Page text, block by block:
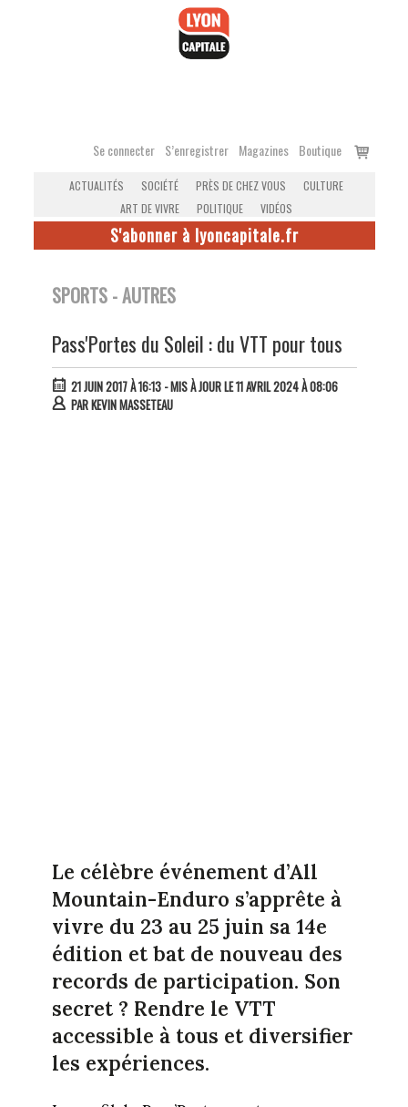
Se connecter S’enregistrer Magazines Boutique
Voir
ACTUALITÉS SOCIÉTÉ PRÈS DE CHEZ VOUS
CULTURE
ART DE VIVRE
POLITIQUE VIDÉOS
S'abonner à lyoncapitale.fr
SPORTS - AUTRES
Pass'Portes du Soleil : du VTT pour tous
21 JUIN 2017 À 16:13- MIS À JOUR LE 11 AVRIL 2024 À 08:06
PARKEVIN MASSETEAU
Le célèbre événement d’All
Mountain-Enduro s’apprête à
vivre du 23 au 25 juin sa 14e
édition et bat de nouveau des
records de participation. Son
secret ? Rendre le VTT
accessible à tous et diversifier
les expériences.